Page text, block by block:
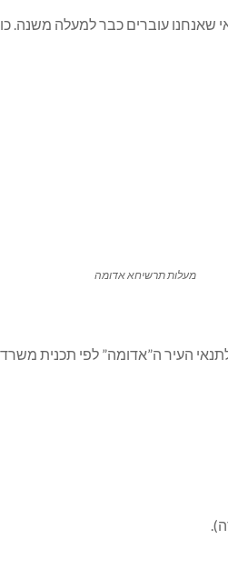
עוברים כבר למעלה משנה.
מעלות תרשיחא אדומה
העיר ה”אדומה” לפי תכנית משרד